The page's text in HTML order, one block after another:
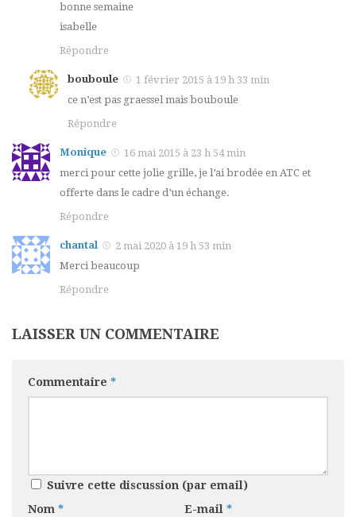
bonne semaine
isabelle
Répondre
bouboule
1 février 2015 à 19 h 33 min
ce n’est pas graessel mais bouboule
Répondre
Monique
16 mai 2015 à 23 h 54 min
merci pour cette jolie grille, je l’ai brodée en ATC et
offerte dans le cadre d’un échange.
Répondre
chantal
2 mai 2020 à 19 h 53 min
Merci beaucoup
Répondre
LAISSER UN COMMENTAIRE
Commentaire *
Suivre cette discussion (par email)
Nom * E-mail *